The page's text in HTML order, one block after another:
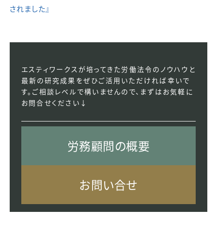
されました』
エスティワークスが培ってきた労働法令のノウハウと
最新の研究成果をぜひご活用いただければ幸いで
す。ご相談レベルで構いませんので、まずはお気軽に
お問合せください↓
労務顧問の概要
お問い合せ